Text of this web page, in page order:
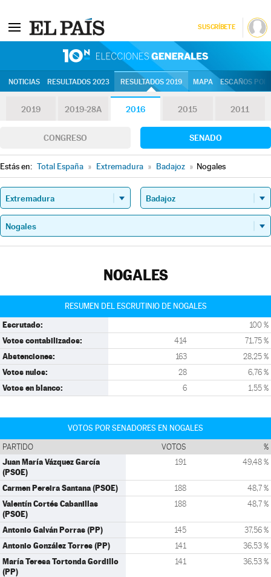
SUSCRÍBETE
NOTICIAS RESULTADOS 2023 RESULTADOS 2019 MAPA ESCAÑOS
2019 2019-28A 2016 2015 2011
CONGRESO SENADO
Estás en: Total España » Extremadura » Badajoz » Nogales
NOGALES
RESUMEN DEL ESCRUTINIO DE NOGALES
Escrutado: 100 %
Votos contabilizados: 414 71,75 %
Abstenciones: 163 28,25 %
Votos nulos: 28 6,76 %
Votos en blanco: 6 1,55 %
VOTOS POR SENADORES EN NOGALES
PARTIDO VOTOS %
Juan María Vázquez García
(PSOE)
191 49,48 %
Carmen Pereira Santana (PSOE) 188 48,7 %
Valentín Cortés Cabanillas
(PSOE)
188 48,7 %
Antonio Galván Porras (PP) 145 37,56 %
Antonio González Torres (PP) 141 36,53 %
María Teresa Tortonda Gordillo
(PP)
141 36,53 %